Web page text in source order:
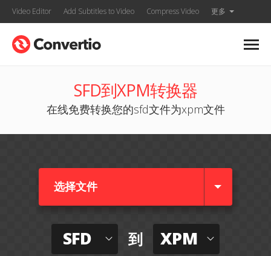
Video Editor Add Subtitles to Video Compress Video 更多
SFD到XPM转换器
在线免费转换您的sfd文件为xpm文件
选择文件
SFD 到 XPM